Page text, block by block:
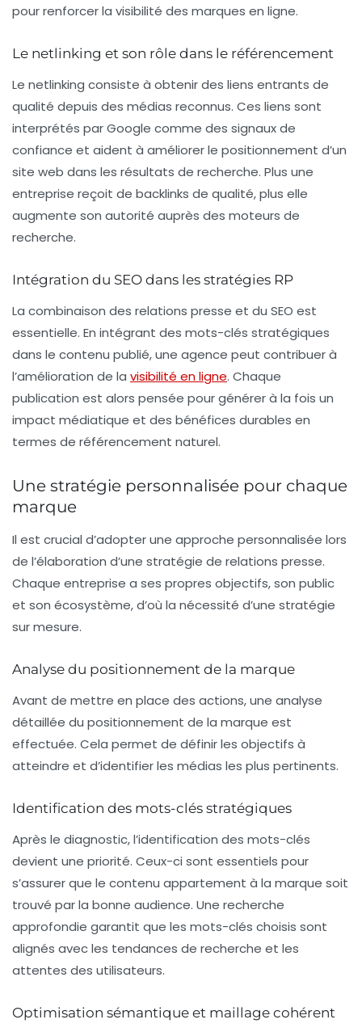
pour renforcer la visibilité des marques en ligne.
Le netlinking et son rôle dans le référencement
Le netlinking consiste à obtenir des liens entrants de
qualité depuis des médias reconnus. Ces liens sont
interprétés par Google comme des signaux de
confiance et aident à améliorer le positionnement d’un
site web dans les résultats de recherche. Plus une
entreprise reçoit de backlinks de qualité, plus elle
augmente son autorité auprès des moteurs de
recherche.
Intégration du SEO dans les stratégies RP
La combinaison des relations presse et du SEO est
essentielle. En intégrant des mots-clés stratégiques
dans le contenu publié, une agence peut contribuer à
l’amélioration de la visibilité en ligne. Chaque
publication est alors pensée pour générer à la fois un
impact médiatique et des bénéfices durables en
termes de référencement naturel.
Une stratégie personnalisée pour chaque
marque
Il est crucial d’adopter une approche personnalisée lors
de l’élaboration d’une stratégie de relations presse.
Chaque entreprise a ses propres objectifs, son public
et son écosystème, d’où la nécessité d’une stratégie
sur mesure.
Analyse du positionnement de la marque
Avant de mettre en place des actions, une analyse
détaillée du positionnement de la marque est
effectuée. Cela permet de définir les objectifs à
atteindre et d’identifier les médias les plus pertinents.
Identification des mots-clés stratégiques
Après le diagnostic, l’identification des mots-clés
devient une priorité. Ceux-ci sont essentiels pour
s’assurer que le contenu appartement à la marque soit
trouvé par la bonne audience. Une recherche
approfondie garantit que les mots-clés choisis sont
alignés avec les tendances de recherche et les
attentes des utilisateurs.
Optimisation sémantique et maillage cohérent